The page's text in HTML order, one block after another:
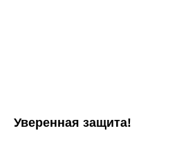
Уверенная защита!